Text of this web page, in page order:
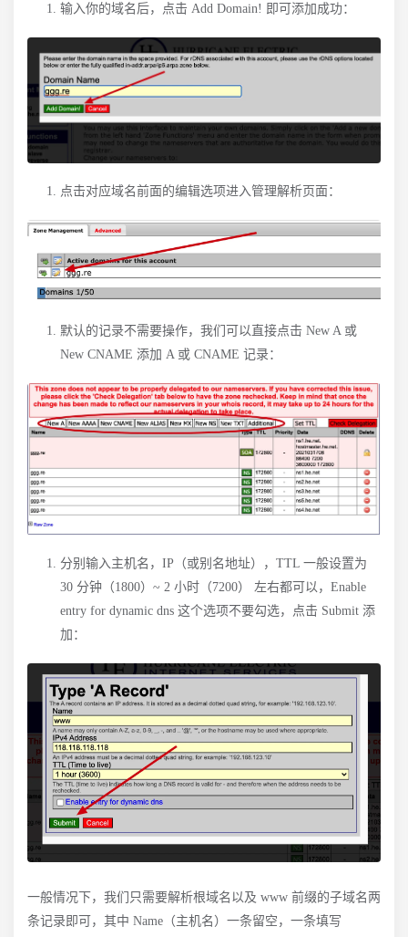
输入你的域名后，点击 Add Domain! 即可添加成功：
点击对应域名前面的编辑选项进入管理解析页面：
默认的记录不需要操作，我们可以直接点击 New A 或
New CNAME 添加 A 或 CNAME 记录：
分别输入主机名，IP（或别名地址），TTL 一般设置为
30 分钟（1800）~ 2 小时（7200） 左右都可以，Enable
entry for dynamic dns 这个选项不要勾选，点击 Submit 添
加：
一般情况下，我们只需要解析根域名以及 www 前缀的子域名两
条记录即可，其中 Name（主机名）一条留空，一条填写